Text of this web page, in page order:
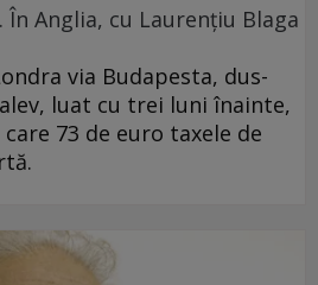
Anglia, cu Laurenţiu Blaga
via Budapesta, dus-
luat cu trei luni înainte,
73 de euro taxele de